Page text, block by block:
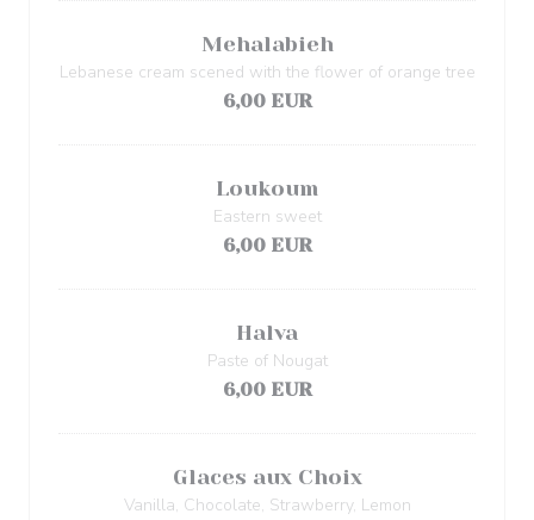
Mehalabieh
Lebanese cream scened with the flower of orange tree
6,00 EUR
Loukoum
Eastern sweet
6,00 EUR
Halva
Paste of Nougat
6,00 EUR
Glaces aux Choix
Vanilla, Chocolate, Strawberry, Lemon